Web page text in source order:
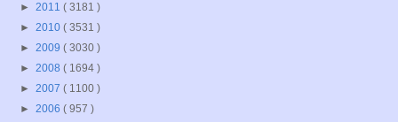
► 2011 ( 3181 )
► 2010 ( 3531 )
► 2009 ( 3030 )
► 2008 ( 1694 )
► 2007 ( 1100 )
► 2006 ( 957 )